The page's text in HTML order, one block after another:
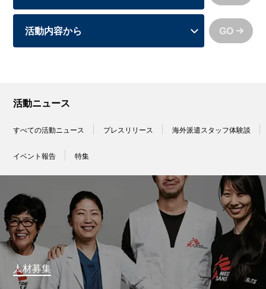
GO
活動ニュース
すべての活動ニュース プレスリリース 海外派遣スタッフ体験談
イベント報告 特集
人材募集